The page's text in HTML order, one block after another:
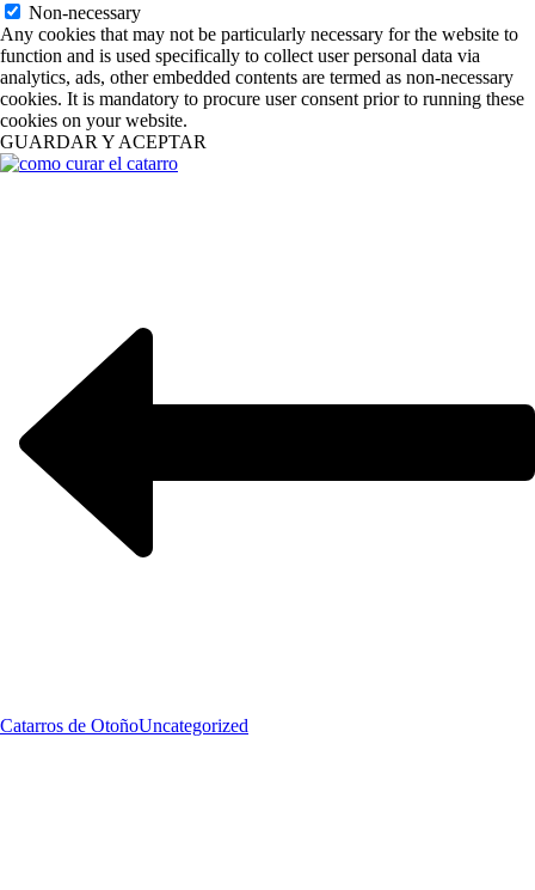
Non-necessary
Any cookies that may not be particularly necessary for the website to
function and is used specifically to collect user personal data via
analytics, ads, other embedded contents are termed as non-necessary
cookies. It is mandatory to procure user consent prior to running these
cookies on your website.
GUARDAR Y ACEPTAR
Catarros de OtoñoUncategorized